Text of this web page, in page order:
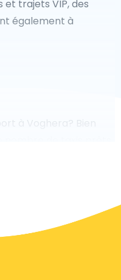
trajets VIP, des
également à
à Voghera? Bien
pour rendre